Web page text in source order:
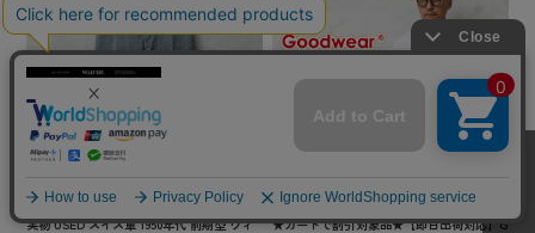
実物 USED スイス軍 1950年代 前期型 ヴィ
★カートで割引対象品★【即日出荷対応】G